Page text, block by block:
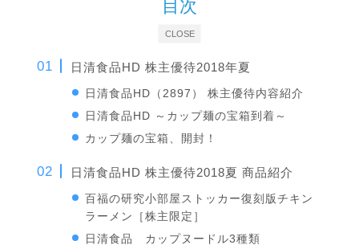
CLOSE
目次
日清食品HD 株主優待2018年夏
日清食品HD（2897） 株主優待内容紹介
日清食品HD ～カップ麺の宝箱到着～
カップ麺の宝箱、開封！
日清食品HD 株主優待2018夏 商品紹介
百福の研究小部屋ストッカー復刻版チキン
ラーメン［株主限定］
日清食品 カップヌードル3種類